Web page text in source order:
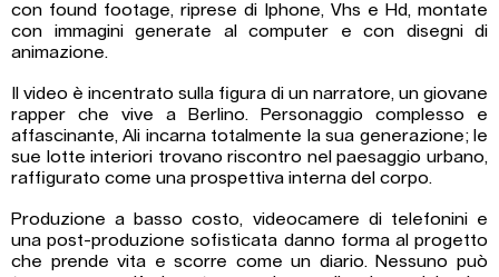
con found footage, riprese di Iphone, Vhs e Hd, montate
con immagini generate al computer e con disegni di
animazione.
Il video è incentrato sulla figura di un narratore, un giovane
rapper che vive a Berlino. Personaggio complesso e
affascinante, Ali incarna totalmente la sua generazione; le
sue lotte interiori trovano riscontro nel paesaggio urbano,
raffigurato come una prospettiva interna del corpo.
Produzione a basso costo, videocamere di telefonini e
una post-produzione sofisticata danno forma al progetto
che prende vita e scorre come un diario. Nessuno può